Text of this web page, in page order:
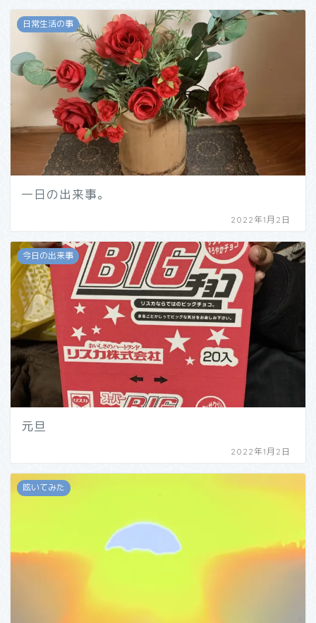
日常生活の事
一日の出来事。
2022年1月2日
今日の出来事
元旦
2022年1月2日
呟いてみた